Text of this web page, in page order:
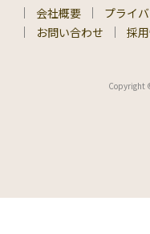
会社概要 プライ
お問い合わせ
採
Copyright